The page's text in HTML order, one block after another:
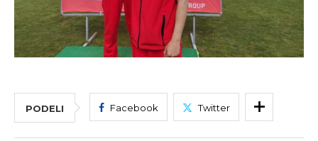
PODELI Facebook Twitter